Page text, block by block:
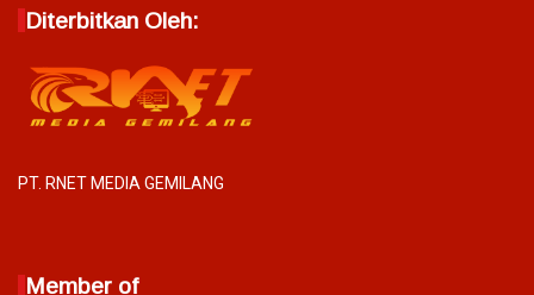
Diterbitkan Oleh:
PT. RNET MEDIA GEMILANG
Member of